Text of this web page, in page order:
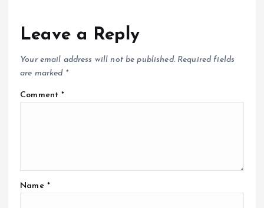
Leave a Reply
Your email address will not be published. Required fields
are marked *
Comment*
Name *